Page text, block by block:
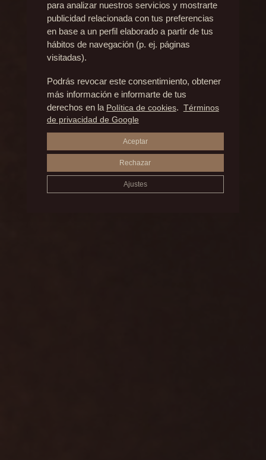
Resultados
ANTES Y DESPUÉS
CIRUGÍA DE MENTÓN Y MANDÍBULA
para analizar nuestros servicios y mostrarte
publicidad relacionada con tus preferencias
en base a un perfil elaborado a partir de tus
hábitos de navegación (p. ej. páginas
visitadas).
Podrás revocar este consentimiento, obtener
más información e informarte de tus
derechos en la Política de cookies. Términos
de privacidad de Google
Aceptar
Rechazar
Ajustes